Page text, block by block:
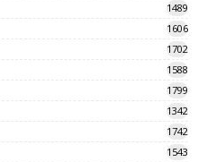
1489
1606
1702
1588
1799
1342
1742
1543